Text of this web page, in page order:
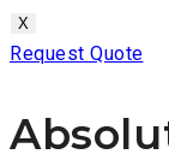
X
Request Quote